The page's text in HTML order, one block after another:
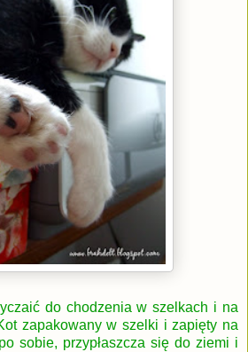
do chodzenia w szelkach i na
zapakowany w szelki i zapięty na
sobie, przypłaszcza się do ziemi i